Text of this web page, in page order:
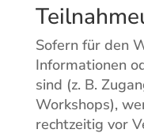
Sofern für den
Informationen
sind (z. B.
Workshops),
rechtzeitig vor